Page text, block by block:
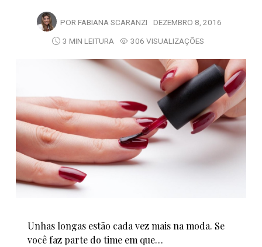
POR FABIANA SCARANZI DEZEMBRO 8, 2016
3 MIN LEITURA
306 VISUALIZAÇÕES
Unhas longas estão cada vez mais na moda. Se
você faz parte do time em que…